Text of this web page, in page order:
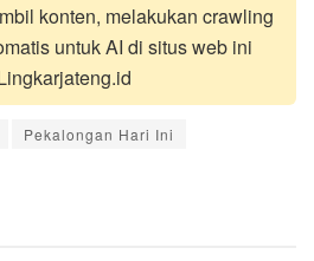
konten, melakukan crawling
untuk AI di situs web ini
Pekalongan Hari Ini